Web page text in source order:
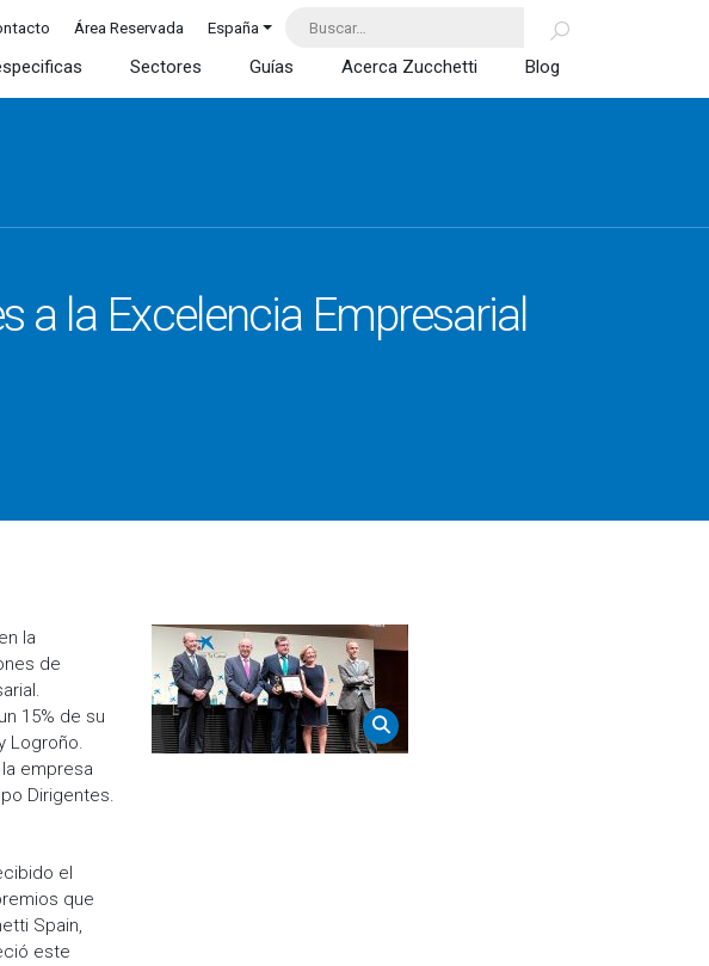
Área Reservada España
Sectores Guías Acerca Zucchetti Blog
a la Excelencia Empresarial
la
de
15% de su
Logroño.
empresa
Dirigentes.
el
que
Spain,
este